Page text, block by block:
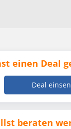
einen Deal
Deal
beraten